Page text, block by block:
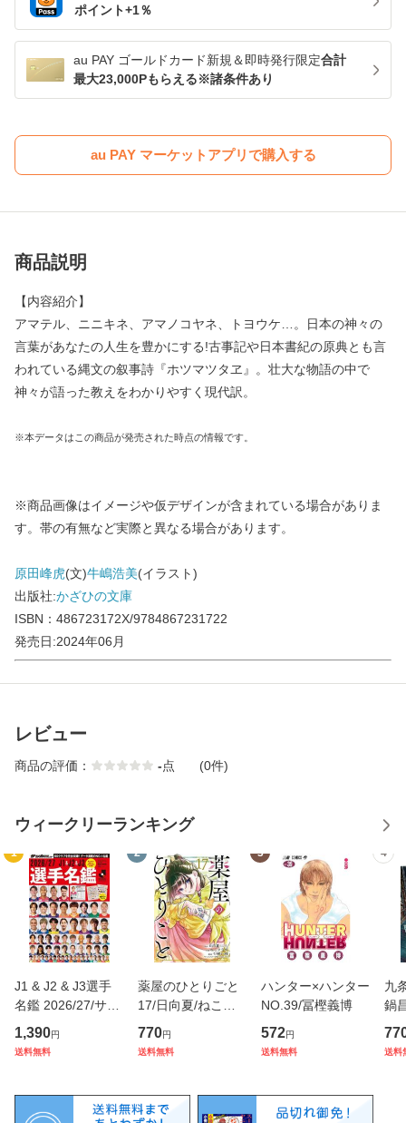
ポイント+1％
au PAY ゴールドカード新規＆即時発行限定合計
最大23,000Pもらえる※諸条件あり
au PAY マーケットアプリで購入する
商品説明
【内容紹介】
アマテル、ニニキネ、アマノコヤネ、トヨウケ…。日本の神々の
言葉があなたの人生を豊かにする!古事記や日本書紀の原典とも言
われている縄文の叙事詩『ホツマツタヱ』。壮大な物語の中で
神々が語った教えをわかりやすく現代訳。
※本データはこの商品が発売された時点の情報です。
※商品画像はイメージや仮デザインが含まれている場合がありま
す。帯の有無など実際と異なる場合があります。
原田峰虎(文)牛嶋浩美(イラスト)
出版社:かざひの文庫
ISBN：486723172X/9784867231722
発売日:2024年06月
レビュー
商品の評価： -点 (0件)
ウィークリーランキング
1
J1 & J2 & J3選手
名鑑 2026/27/サッ
カーダイジェスト
1,390円
送料無料
2
薬屋のひとりごと
17/日向夏/ねこク
ラゲ/七緒一綺
770円
送料無料
3
ハンター×ハンター
NO.39/冨樫義博
572円
送料無料
4
九
鍋
送料